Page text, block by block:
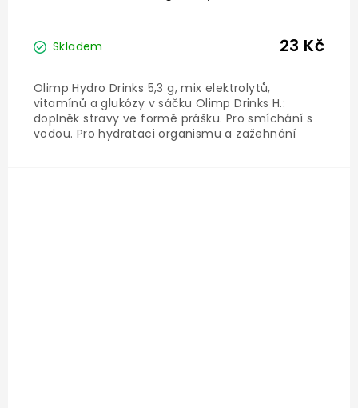
Skladem 23 Kč
Olimp Hydro Drinks 5,3 g, mix elektrolytů,
vitamínů a glukózy v sáčku Olimp Drinks H.:
doplněk stravy ve formě prášku. Pro smíchání s
vodou. Pro hydrataci organismu a zažehnání